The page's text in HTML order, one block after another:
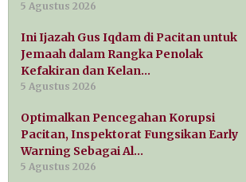
5 Agustus 2026
Ini Ijazah Gus Iqdam di Pacitan untuk
Jemaah dalam Rangka Penolak
Kefakiran dan Kelan…
5 Agustus 2026
Optimalkan Pencegahan Korupsi
Pacitan, Inspektorat Fungsikan Early
Warning Sebagai Al…
5 Agustus 2026